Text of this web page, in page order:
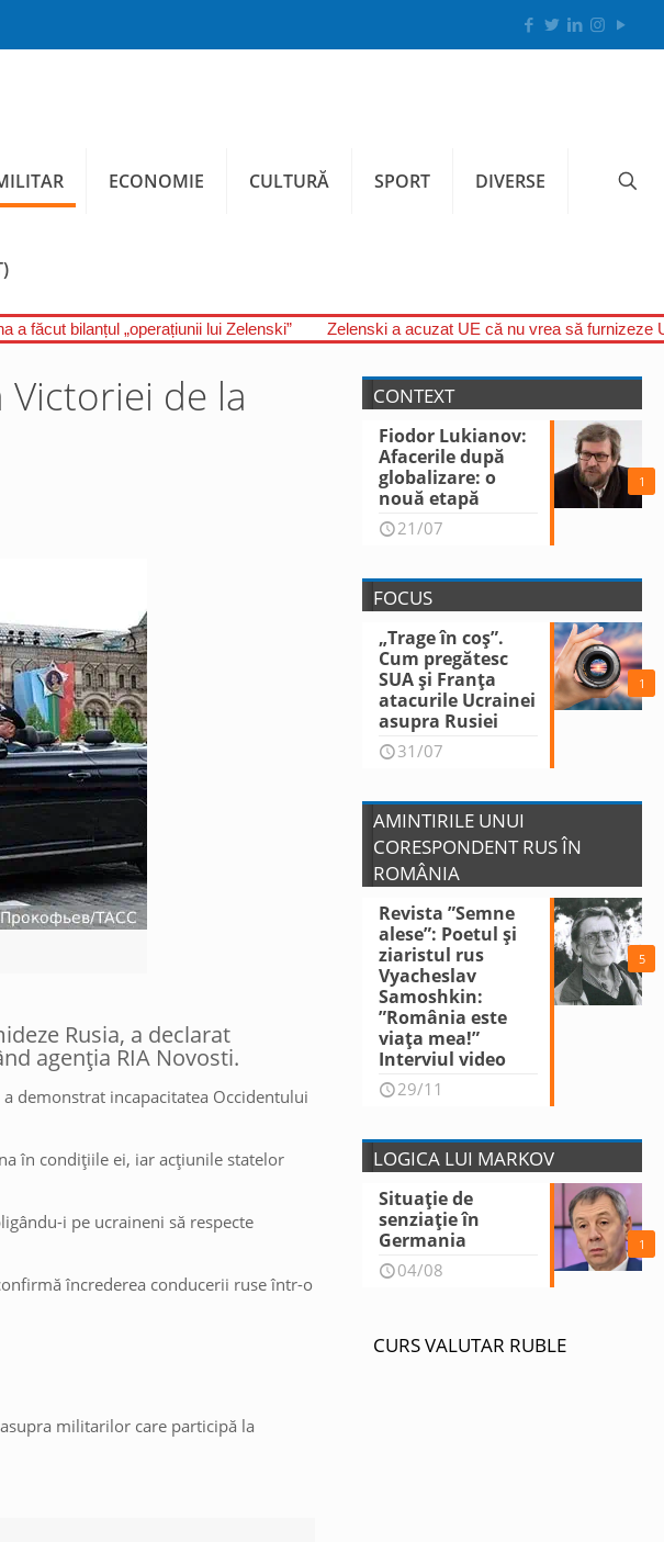
ECONOMIE CULTURĂ SPORT DIVERSE
a făcut bilanțul „operațiunii lui Zelenski” Zelenski a acuzat UE că nu vrea să furnizeze
de la
Rusia, a declarat
agenția RIA Novosti.
demonstrat incapacitatea Occidentului
în condițiile ei, iar acțiunile statelor
i pe ucraineni să respecte
încrederea conducerii ruse într-o
militarilor care participă la
CONTEXT
1
Fiodor Lukianov:
Afacerile după
globalizare: o
nouă etapă
21/07
FOCUS
1
„Trage în coș”.
Cum pregătesc
SUA și Franța
atacurile Ucrainei
asupra Rusiei
31/07
AMINTIRILE UNUI
CORESPONDENT RUS ÎN
ROMÂNIA
5
Revista ”Semne
alese”: Poetul și
ziaristul rus
Vyacheslav
Samoshkin:
”România este
viața mea!”
Interviul video
29/11
LOGICA LUI MARKOV
1
Situație de
senziație în
Germania
04/08
CURS VALUTAR RUBLE